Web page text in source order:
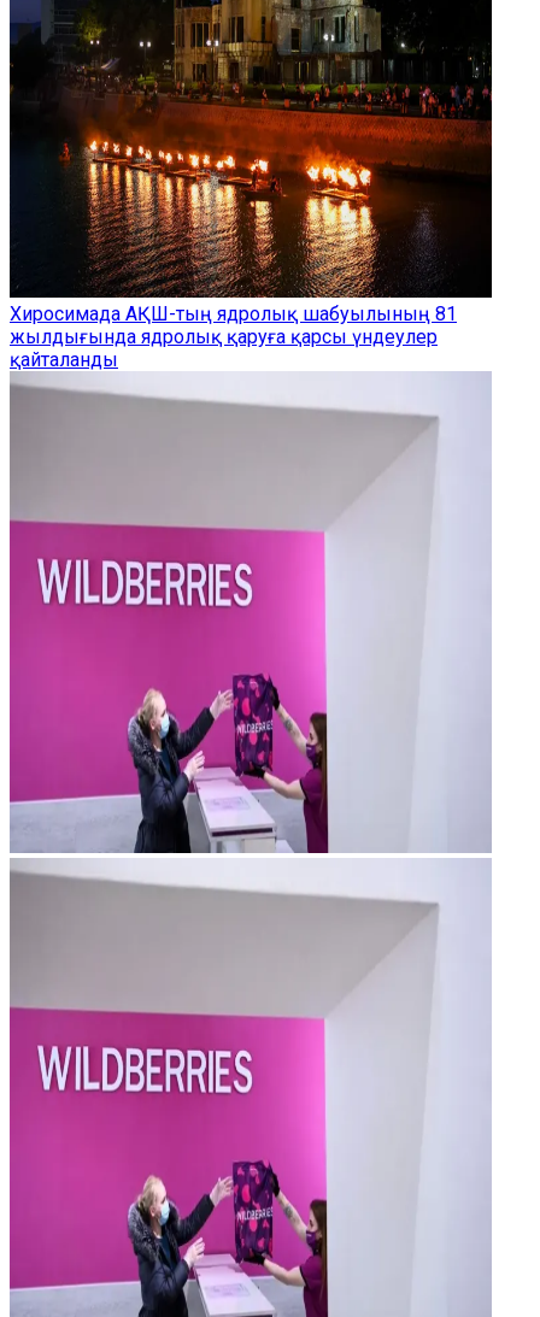
Хиросимада АҚШ-тың ядролық шабуылының 81
жылдығында ядролық қаруға қарсы үндеулер
қайталанды